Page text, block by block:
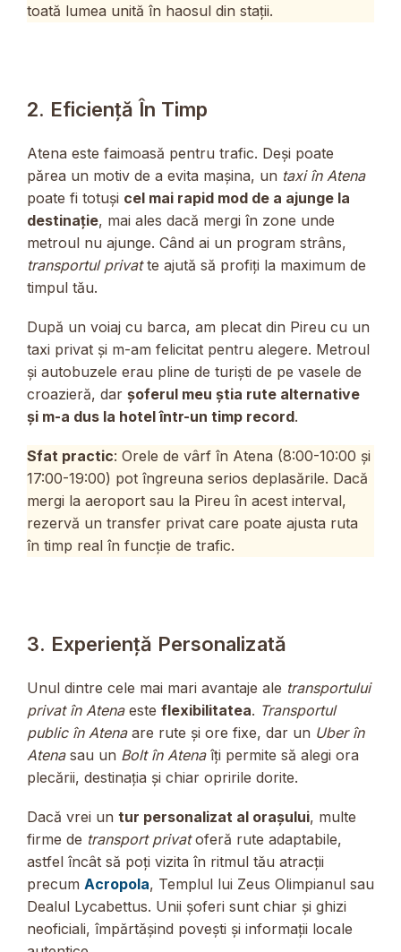
toată lumea unită în haosul din stații.
2. Eficiență În Timp
Atena este faimoasă pentru trafic. Deși poate
părea un motiv de a evita mașina, un taxi în Atena
poate fi totuși cel mai rapid mod de a ajunge la
destinație, mai ales dacă mergi în zone unde
metroul nu ajunge. Când ai un program strâns,
transportul privatte ajută să profiți la maximum de
timpul tău.
După un voiaj cu barca, am plecat din Pireu cu un
taxi privat și m-am felicitat pentru alegere. Metroul
și autobuzele erau pline de turiști de pe vasele de
croazieră, dar șoferul meu știa rute alternative
și m-a dus la hotel într-un timp record.
Sfat practic: Orele de vârf în Atena (8:00-10:00 și
17:00-19:00) pot îngreuna serios deplasările. Dacă
mergi la aeroport sau la Pireu în acest interval,
rezervă un transfer privat care poate ajusta ruta
în timp real în funcție de trafic.
3. Experiență Personalizată
Unul dintre cele mai mari avantaje ale transportului
privat în Atenaeste flexibilitatea. Transportul
public în Atenaare rute și ore fixe, dar un Uber în
Atenasau un Bolt în Atenaîți permite să alegi ora
plecării, destinația și chiar opririle dorite.
Dacă vrei un tur personalizat al orașului, multe
firme de transport privatoferă rute adaptabile,
astfel încât să poți vizita în ritmul tău atracții
precum Acropola, Templul lui Zeus Olimpianul sau
Dealul Lycabettus. Unii șoferi sunt chiar și ghizi
neoficiali, împărtășind povești și informații locale